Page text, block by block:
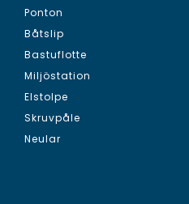
Ponton
Båtslip
Bastuflotte
Miljöstation
Elstolpe
Skruvpåle
Neular